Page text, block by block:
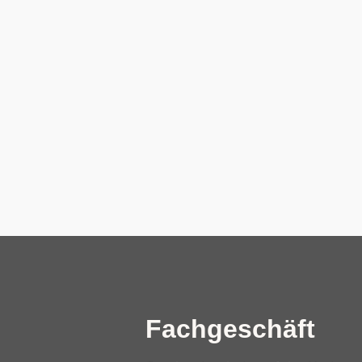
Fachgeschäft